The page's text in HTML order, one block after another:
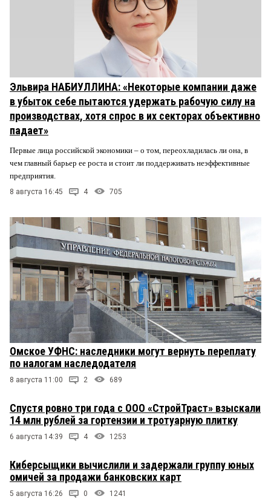
Эльвира НАБИУЛЛИНА: «Некоторые компании даже
в убыток себе пытаются удержать рабочую силу на
производствах, хотя спрос в их секторах объективно
падает»
Первые лица российской экономики – о том, переохладилась ли она, в
чем главный барьер ее роста и стоит ли поддерживать неэффективные
предприятия.
8 августа 16:45 4 705
Омское УФНС: наследники могут вернуть переплату
по налогам наследодателя
8 августа 11:00 2 689
Спустя ровно три года с ООО «СтройТраст» взыскали
14 млн рублей за гортензии и тротуарную плитку
6 августа 14:39 4 1253
Киберсыщики вычислили и задержали группу юных
омичей за продажи банковских карт
5 августа 16:26 0 1241